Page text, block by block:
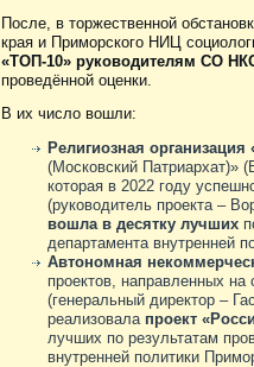
После, в торжественной
края и Приморского НИЦ
«ТОП-10» руководителям СО
проведённой оценки.
В их число вошли:
Религиозная
(Московский Патриархат)»
которая в 2022 году
(руководитель проекта –
вошла в десятку лучших
департамента внутренней
Автономная
проектов, направленных на
(генеральный директор –
реализовала проект
лучших по результатам
внутренней политики